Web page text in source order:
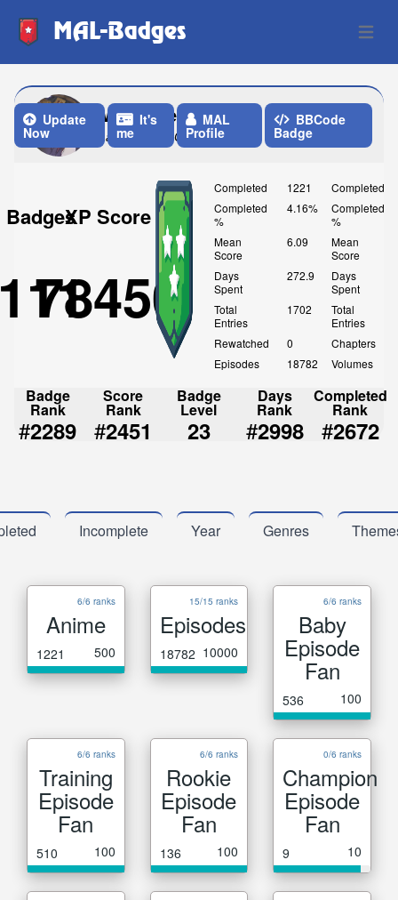
MAL-Badges Open
My-homestar77
Last Update: One Week ago
Update
Now
It's
me
MAL
Profile
BBCode
Badge
BadgesXP Score
78450
Completed
1221
Completed
%
4.16%
Mean
Score
6.09
Days
Spent
272.9
Total
Entries
1702
Rewatched
0
Episodes
18782
Completed
Completed
%
Mean
Score
Days
Spent
Total
Entries
Chapters
Volumes
Badge
Rank
#2289
Score
Rank
#2451
Badge
Level
23
Days
Rank
#2998
Completed
Rank
#2672
Incomplete Year Genres
6/6 ranks
Anime
1221 500
15/15 ranks
Episodes
18782 10000
6/6 ranks
Baby
Episode
Fan
536 100
6/6 ranks
Training
Episode
Fan
510 100
6/6 ranks
Rookie
Episode
Fan
136 100
0/6 ranks
Champion
Episode
Fan
9 10